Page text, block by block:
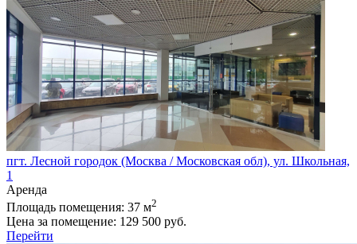
пгт. Лесной городок (Москва / Московская обл), ул. Школьная,
1
Аренда
Площадь помещения: 37 м2
Цена за помещение: 129 500 руб.
Перейти